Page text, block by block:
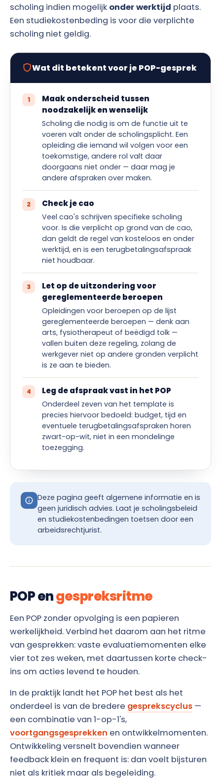
scholing indien mogelijk onder werktijd plaats.
Een studiekostenbeding is voor die verplichte
scholing niet geldig.
Wat dit betekent voor je POP-gesprek
Maak onderscheid tussen
noodzakelijk en wenselijk
Scholing die nodig is om de functie uit te
voeren valt onder de scholingsplicht. Een
opleiding die iemand wil volgen voor een
toekomstige, andere rol valt daar
doorgaans niet onder — daar mag je
andere afspraken over maken.
Check je cao
Veel cao's schrijven specifieke scholing
voor. Is die verplicht op grond van de cao,
dan geldt de regel van kosteloos en onder
werktijd, en is een terugbetalingsafspraak
niet houdbaar.
Let op de uitzondering voor
gereglementeerde beroepen
Opleidingen voor beroepen op de lijst
gereglementeerde beroepen — denk aan
arts, fysiotherapeut of beëdigd tolk —
vallen buiten deze regeling, zolang de
werkgever niet op andere gronden verplicht
is ze aan te bieden.
Leg de afspraak vast in het POP
Onderdeel zeven van het template is
precies hiervoor bedoeld: budget, tijd en
eventuele terugbetalingsafspraken horen
zwart-op-wit, niet in een mondelinge
toezegging.
Deze pagina geeft algemene informatie en is
geen juridisch advies. Laat je scholingsbeleid
en studiekostenbedingen toetsen door een
arbeidsrechtjurist.
POP engespreksritme
Een POP zonder opvolging is een papieren
werkelijkheid. Verbind het daarom aan het ritme
van gesprekken: vaste evaluatiemomenten elke
vier tot zes weken, met daartussen korte check-
ins om acties levend te houden.
In de praktijk landt het POP het best als het
onderdeel is van de bredere gesprekscyclus —
een combinatie van 1-op-1's,
voortgangsgesprekken en ontwikkelmomenten.
Ontwikkeling versnelt bovendien wanneer
feedback klein en frequent is: dan voelt bijsturen
niet als kritiek maar als begeleiding.